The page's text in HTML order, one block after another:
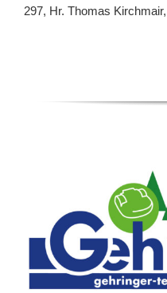
297, Hr. Thomas Kirchmair,